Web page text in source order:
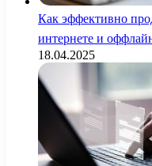
Как эффективно
интернете и
18.04.2025